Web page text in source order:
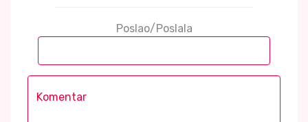
Poslao/Poslala